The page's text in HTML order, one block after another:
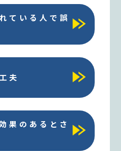
ている人で誤
夫
果のあるとさ